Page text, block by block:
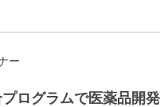
ー
ログラムで医薬品開